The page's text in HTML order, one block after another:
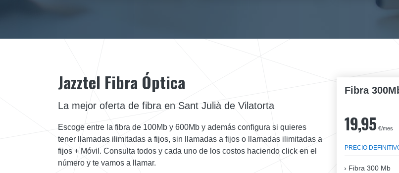
Fibra
19,95 €/mes
PRECIO
Fibra 300 Mb
Jazztel Fibra Óptica
La mejor oferta de fibra en Sant Julià de Vilatorta
Escoge entre la fibra de 100Mb y 600Mb y además configura si quieres
tener llamadas ilimitadas a fijos, sin llamadas a fijos o llamadas ilimitadas a
fijos + Móvil. Consulta todos y cada uno de los costos haciendo click en el
número y te vamos a llamar.